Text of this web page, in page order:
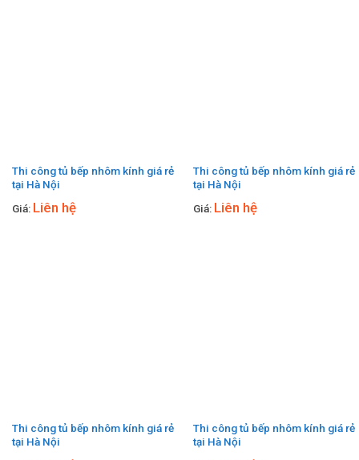
Thi công tủ bếp nhôm kính giá rẻ
tại Hà Nội
Giá: Liên hệ
Thi công tủ bếp nhôm kính giá rẻ
tại Hà Nội
Giá: Liên hệ
Thi công tủ bếp nhôm kính giá rẻ
tại Hà Nội
Thi công tủ bếp nhôm kính giá rẻ
tại Hà Nội